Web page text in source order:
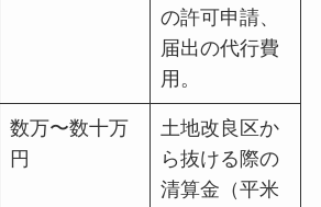
の許可申請、
届出の代行費
用。
数万〜数十万
円
土地改良区か
ら抜ける際の
清算金（平米